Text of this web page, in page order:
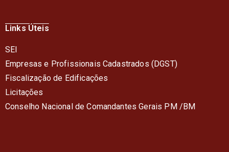
Links Úteis
SEI
Empresas e Profissionais Cadastrados (DGST)
Fiscalização de Edificações
Licitações
Conselho Nacional de Comandantes Gerais PM /BM